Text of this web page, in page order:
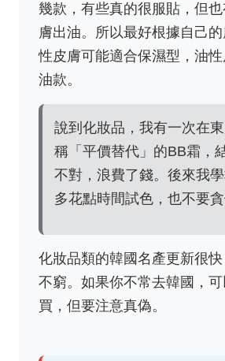
幾款，有些真的很服貼，但
膚出油。所以最好根據自己
性皮膚可能適合保濕型，油
油款。
說到化妝品，我有一次在
稱「平價替代」的BB霜，
不對，浪費了錢。後來我
多花點時間試色，也不要貪
化妝品類的韓國名產更新很
不窮。如果你不常去韓國，
買，但要注意真偽。